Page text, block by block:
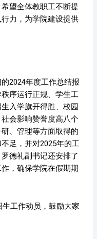
望全体教职工不断提
力，为学院建设提供
2024年度工作总结报
序运行正规、学生工
入学旗开得胜、校园
会影响赞誉度高八个
、管理等方面取得的
足，并对2025年的工
德礼副书记还安排了
，确保学院在假期期
工作动员，鼓励大家